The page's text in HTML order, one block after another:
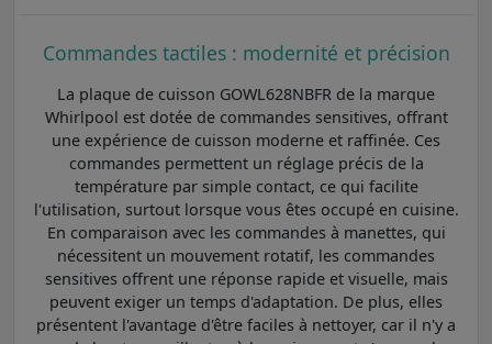
Commandes tactiles : modernité et précision
La plaque de cuisson GOWL628NBFR de la marque
Whirlpool est dotée de commandes sensitives, offrant
une expérience de cuisson moderne et raffinée. Ces
commandes permettent un réglage précis de la
température par simple contact, ce qui facilite
l'utilisation, surtout lorsque vous êtes occupé en cuisine.
En comparaison avec les commandes à manettes, qui
nécessitent un mouvement rotatif, les commandes
sensitives offrent une réponse rapide et visuelle, mais
peuvent exiger un temps d'adaptation. De plus, elles
présentent l'avantage d'être faciles à nettoyer, car il n'y a